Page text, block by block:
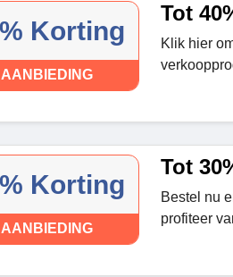
Korting
AANBIEDING
Tot
Klik hier
Korting
AANBIEDING
Tot
Bestel nu
profiteer